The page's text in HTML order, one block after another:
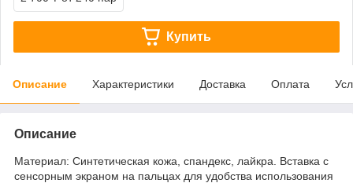
Купить
Описание Характеристики Доставка Оплата
Описание
Материал: Синтетическая кожа, спандекс, лайкра. Вставка с
сенсорным экраном на пальцах для удобства использования